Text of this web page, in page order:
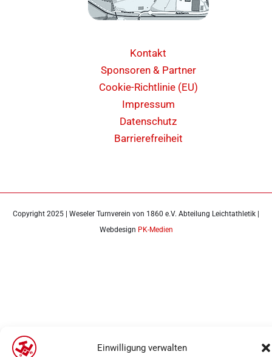
Einwilligung verwalten
Kontakt
Sponsoren & Partner
Cookie-Richtlinie (EU)
Impressum
Datenschutz
Barrierefreiheit
Copyright 2025 | Weseler Turnverein von 1860 e.V. Abteilung Leichtathletik |
Webdesign PK-Medien